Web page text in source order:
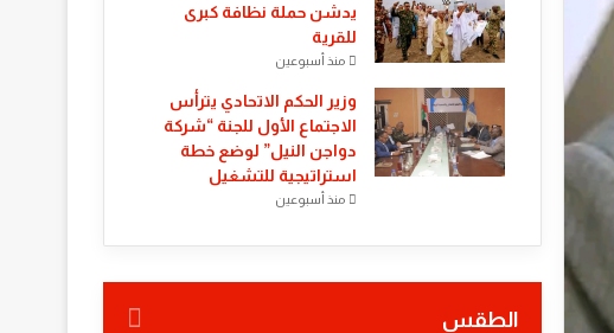
يدشن حملة نظافة كبرى
للقرية
منذ أسبوعين
وزير الحكم الاتحادي يترأس
الاجتماع الأول للجنة “شركة
دواجن النيل” لوضع خطة
استراتيجية للتشغيل
منذ أسبوعين
الطقس